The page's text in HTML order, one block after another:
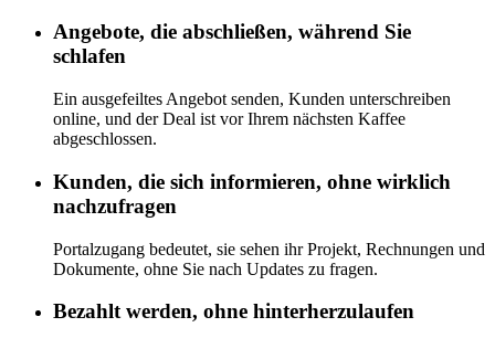
Angebote, die abschließen, während Sie
schlafen
Ein ausgefeiltes Angebot senden, Kunden unterschreiben
online, und der Deal ist vor Ihrem nächsten Kaffee
abgeschlossen.
Kunden, die sich informieren, ohne wirklich
nachzufragen
Portalzugang bedeutet, sie sehen ihr Projekt, Rechnungen und
Dokumente, ohne Sie nach Updates zu fragen.
Bezahlt werden, ohne hinterherzulaufen